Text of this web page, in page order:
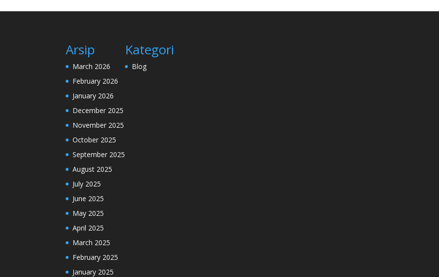
Arsip
March 2026
February 2026
January 2026
December 2025
November 2025
October 2025
September 2025
August 2025
July 2025
June 2025
May 2025
April 2025
March 2025
February 2025
January 2025
Kategori
Blog